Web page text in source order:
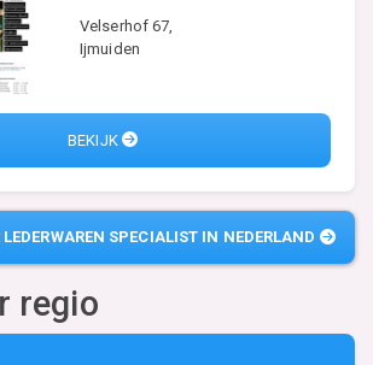
Velserhof 67,
Ijmuiden
BEKIJK
LEDERWAREN SPECIALIST IN NEDERLAND
regio